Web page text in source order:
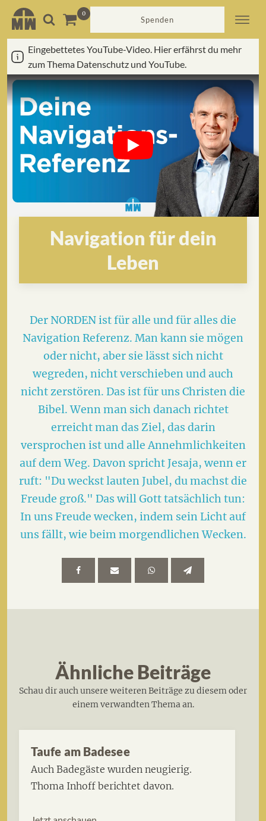
Spenden
Eingebettetes YouTube-Video. Hier erfährst du mehr
zum Thema Datenschutz und YouTube.
Navigation für dein
Leben
Der NORDEN ist für alle und für alles die
Navigation Referenz. Man kann sie mögen
oder nicht, aber sie lässt sich nicht
wegreden, nicht verschieben und auch
nicht zerstören. Das ist für uns Christen die
Bibel. Wenn man sich danach richtet
erreicht man das Ziel, das darin
versprochen ist und alle Annehmlichkeiten
auf dem Weg. Davon spricht Jesaja, wenn er
ruft: "Du weckst lauten Jubel, du machst die
Freude groß." Das will Gott tatsächlich tun:
In uns Freude wecken, indem sein Licht auf
uns fällt, wie beim morgendlichen Wecken.
Ähnliche Beiträge
Schau dir auch unsere weiteren Beiträge zu diesem oder
einem verwandten Thema an.
Taufe am Badesee
Auch Badegäste wurden neugierig.
Thoma Inhoff berichtet davon.